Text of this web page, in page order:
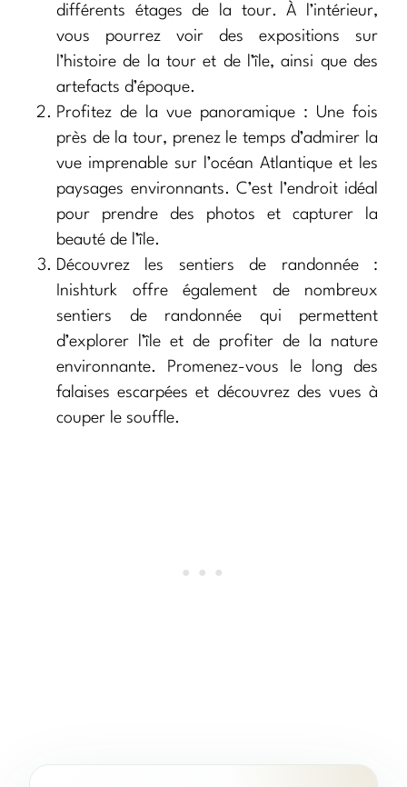
différents étages de la tour. À l’intérieur,
vous pourrez voir des expositions sur
l’histoire de la tour et de l’île, ainsi que des
artefacts d’époque.
Profitez de la vue panoramique : Une fois
près de la tour, prenez le temps d’admirer la
vue imprenable sur l’océan Atlantique et les
paysages environnants. C’est l’endroit idéal
pour prendre des photos et capturer la
beauté de l’île.
Découvrez les sentiers de randonnée :
Inishturk offre également de nombreux
sentiers de randonnée qui permettent
d’explorer l’île et de profiter de la nature
environnante. Promenez-vous le long des
falaises escarpées et découvrez des vues à
couper le souffle.